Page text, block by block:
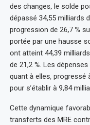
des changes, le solde
dépassé 34,55 milliards
progression de 26,7 %
portée par une hausse
ont atteint 44,39
de 21,2 %. Les
quant à elles, progressé
pour s’établir à 9,84
Cette dynamique
transferts des MRE